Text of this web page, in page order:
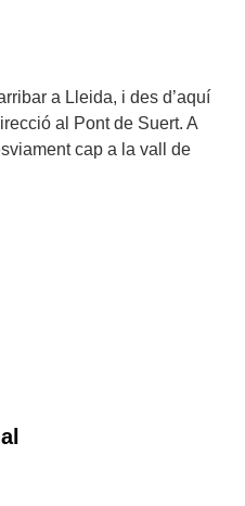
a Lleida, i des d’aquí
al Pont de Suert. A
cap a la vall de